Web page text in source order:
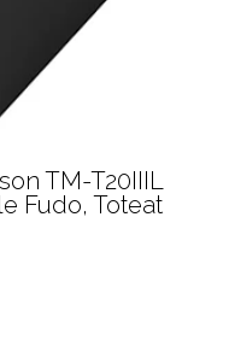
TM-T20IIIL
Fudo, Toteat